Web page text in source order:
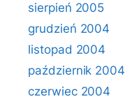
sierpień 2005
grudzień 2004
listopad 2004
październik 2004
czerwiec 2004